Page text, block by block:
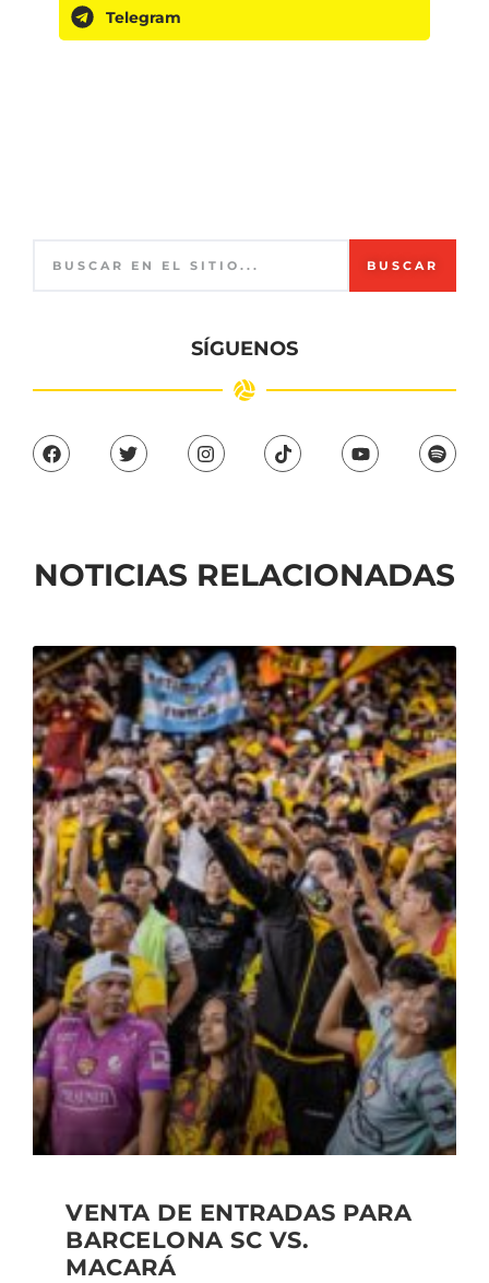
Telegram
BUSCAR
SÍGUENOS
NOTICIAS RELACIONADAS
VENTA DE ENTRADAS PARA
BARCELONA SC VS.
MACARÁ